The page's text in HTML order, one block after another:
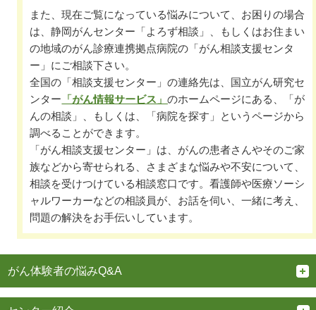
また、現在ご覧になっている悩みについて、お困りの場合
は、静岡がんセンター「よろず相談」、もしくはお住まい
の地域のがん診療連携拠点病院の「がん相談支援センタ
ー」にご相談下さい。
全国の「相談支援センター」の連絡先は、国立がん研究セ
ンター 「がん情報サービス」のホームページにある、「が
んの相談」、もしくは、「病院を探す」というページから
調べることができます。
「がん相談支援センター」は、がんの患者さんやそのご家
族などから寄せられる、さまざまな悩みや不安について、
相談を受けつけている相談窓口です。看護師や医療ソーシ
ャルワーカーなどの相談員が、お話を伺い、一緒に考え、
問題の解決をお手伝いしています。
がん体験者の悩みQ&A